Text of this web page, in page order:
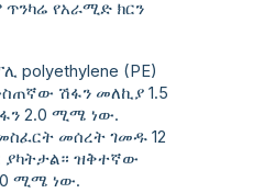
የአራሚድ ክርን
polyethylene (PE)
ሽፋን መለኪያ 1.5
2.0 ሚሜ ነው.
መሰረት ገመዱ 12
ያካትታል። ዝቅተኛው
ሚሜ ነው.